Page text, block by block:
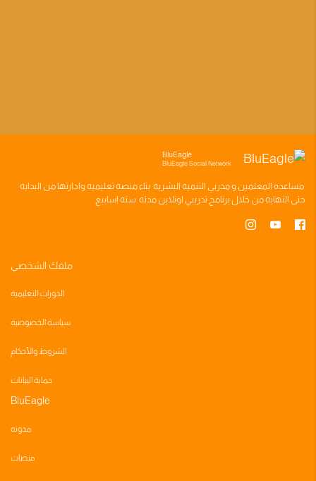
BluEagle
BluEagle Social Network
مساعده المعلمين ومدربي التنميه البشريه بناءمنصه تعليميه وادارتها من البدايه
حتى النهايه من خلال برنامج تدريبي اونلاين مدته سته اسابيع
ملفك الشخصي
الدورات التعليمية
سياسة الخصوصية
الشروط والأحكام
حماية البيانات
BluEagle
مدونه
منصات